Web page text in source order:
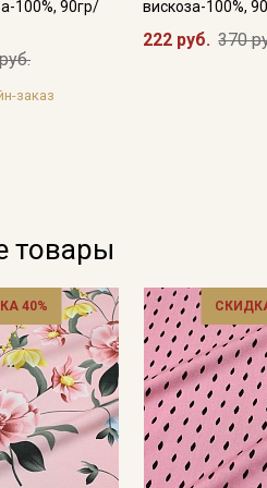
100%, 90гр/
заказ
вискоза-100%,
222 руб. 370
товары
40%